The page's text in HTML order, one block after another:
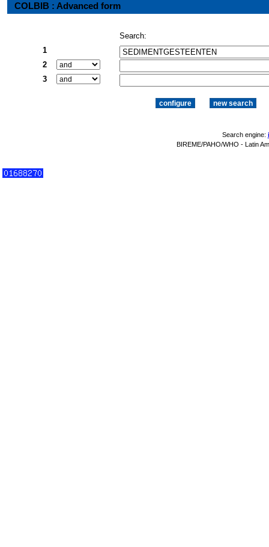
COLBIB : Advanced form
Search:
1
2
3
Search engine:
BIREME/PAHO/WHO - Latin